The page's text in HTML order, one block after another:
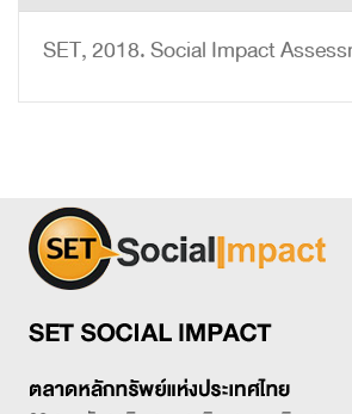
SET, 2018. Social Impact